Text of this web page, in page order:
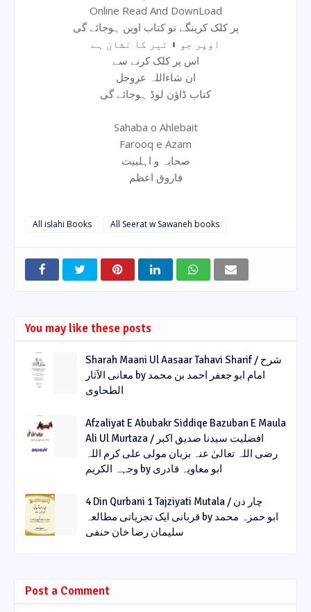
Online Read And DownLoad
پر کلک کرینگے تو کتاب اوپن ہوجائے گی
اوپر جو ⬇ تیر کا نشان ہے
اس پر کلک کرنے سے
ان شاءاللہ عزوجل
کتاب ڈاؤن لوڈ ہوجائے گی
Sahaba o Ahlebait
Farooq e Azam
صحابہ و اہلبیت
فاروق اعظم
All islahi Books All Seerat w Sawaneh books
You may like these posts
Sharah Maani Ul Aasaar Tahavi Sharif / شرح
معانی الآثار by امام ابو جعفر احمد بن محمد
الطحاوی
Afzaliyat E Abubakr Siddiqe Bazuban E Maula
Ali Ul Murtaza / افضلیت سیدنا صدیق اکبر
رضی اللہ تعالیٰ عنہ بزبان مولی علی کرم اللہ
وجہہ الکریم by ابو معاویہ قادری
4 Din Qurbani 1 Tajziyati Mutala / چار دن
قربانی ایک تجزیاتی مطالعہ by ابو حمزہ محمد
سلیمان رضا خان حنفی
Post a Comment